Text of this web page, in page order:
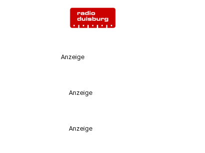
Anzeige
Anzeige
Anzeige